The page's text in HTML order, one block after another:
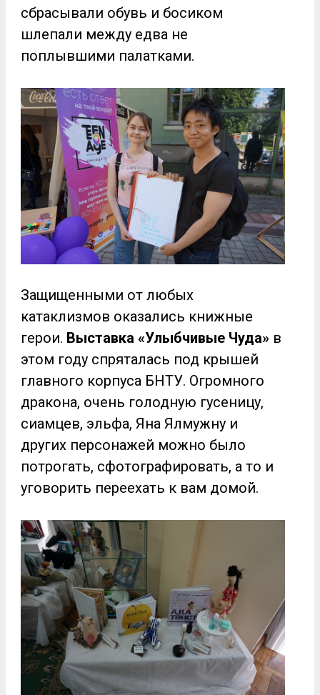
сбрасывали обувь и босиком
шлепали между едва не
поплывшими палатками.
Защищенными от любых
катаклизмов оказались книжные
герои. Выставка «Улыбчивые Чуда»в
этом году спряталась под крышей
главного корпуса БНТУ. Огромного
дракона, очень голодную гусеницу,
сиамцев, эльфа, Яна Ялмужну и
других персонажей можно было
потрогать, сфотографировать, а то и
уговорить переехать к вам домой.